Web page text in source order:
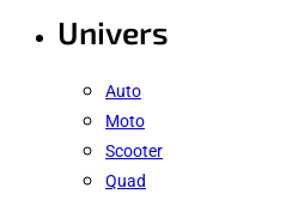
Univers
Auto
Moto
Scooter
Quad